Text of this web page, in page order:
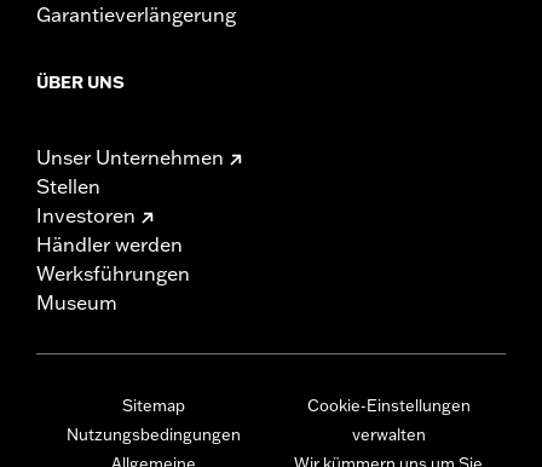
Garantieverlängerung
ÜBER UNS
Unser Unternehmen
Stellen
Investoren
Händler werden
Werksführungen
Museum
Sitemap
Nutzungsbedingungen
Allgemeine
Cookie-Einstellungen
verwalten
Wir kümmern uns um Sie